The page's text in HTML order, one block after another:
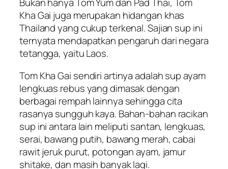
Bukan hanya Tom Yum dan Pad Thai, Tom
Kha Gai juga merupakan hidangan khas
Thailand yang cukup terkenal. Sajian sup ini
ternyata mendapatkan pengaruh dari negara
tetangga, yaitu Laos.
Tom Kha Gai sendiri artinya adalah sup ayam
lengkuas rebus yang dimasak dengan
berbagai rempah lainnya sehingga cita
rasanya sungguh kaya. Bahan-bahan racikan
sup ini antara lain meliputi santan, lengkuas,
serai, bawang putih, bawang merah, cabai
rawit jeruk purut, potongan ayam, jamur
shitake, dan masih banyak lagi.